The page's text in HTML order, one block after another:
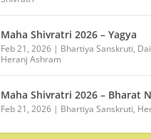
Maha Shivratri 2026 – Yagya
Feb 21, 2026 | Bhartiya Sanskruti,
Heranj Ashram
Maha Shivratri 2026 – Bharat
Feb 21, 2026 | Bhartiya Sanskruti,